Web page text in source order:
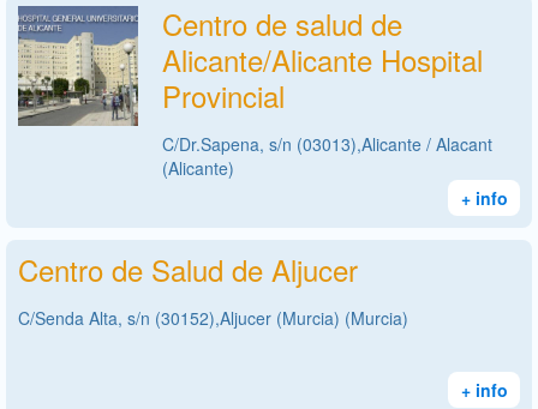
Centro de salud de
Alicante/Alicante Hospital
Provincial
C/Dr.Sapena, s/n (03013),Alicante / Alacant
(Alicante)
+ info
Centro de Salud de Aljucer
C/Senda Alta, s/n (30152),Aljucer (Murcia) (Murcia)
+ info